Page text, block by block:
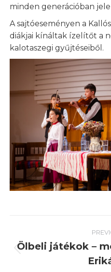
minden generációban
A sajtóeseményen a
diákjai kínáltak ízelítőt a
kalotaszegi gyűjtéseiből.
navigation
Ölbeli játékok –